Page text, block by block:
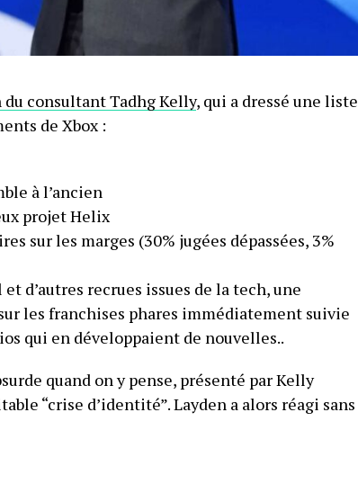
consultant Tadhg Kelly, qui a dressé une liste
de Xbox :
à l’ancien
projet Helix
sur les marges (30% jugées dépassées, 3%
d’autres recrues issues de la tech, une
les franchises phares immédiatement suivie
qui en développaient de nouvelles..
quand on y pense, présenté par Kelly
“crise d’identité”. Layden a alors réagi sans